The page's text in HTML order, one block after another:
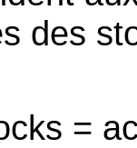
des
=